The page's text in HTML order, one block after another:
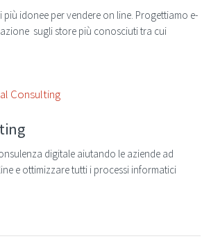
idonee per vendere on line. Progettiamo e-
sugli store più conosciuti tra cui
digitale aiutando le aziende ad
e ottimizzare tutti i processi informatici